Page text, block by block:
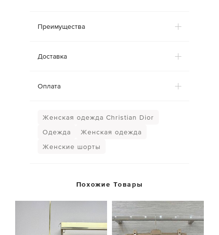
Преимущества
Доставка
Оплата
Женская одежда Christian Dior
Одежда
Женская одежда
Женские шорты
Похожие Товары